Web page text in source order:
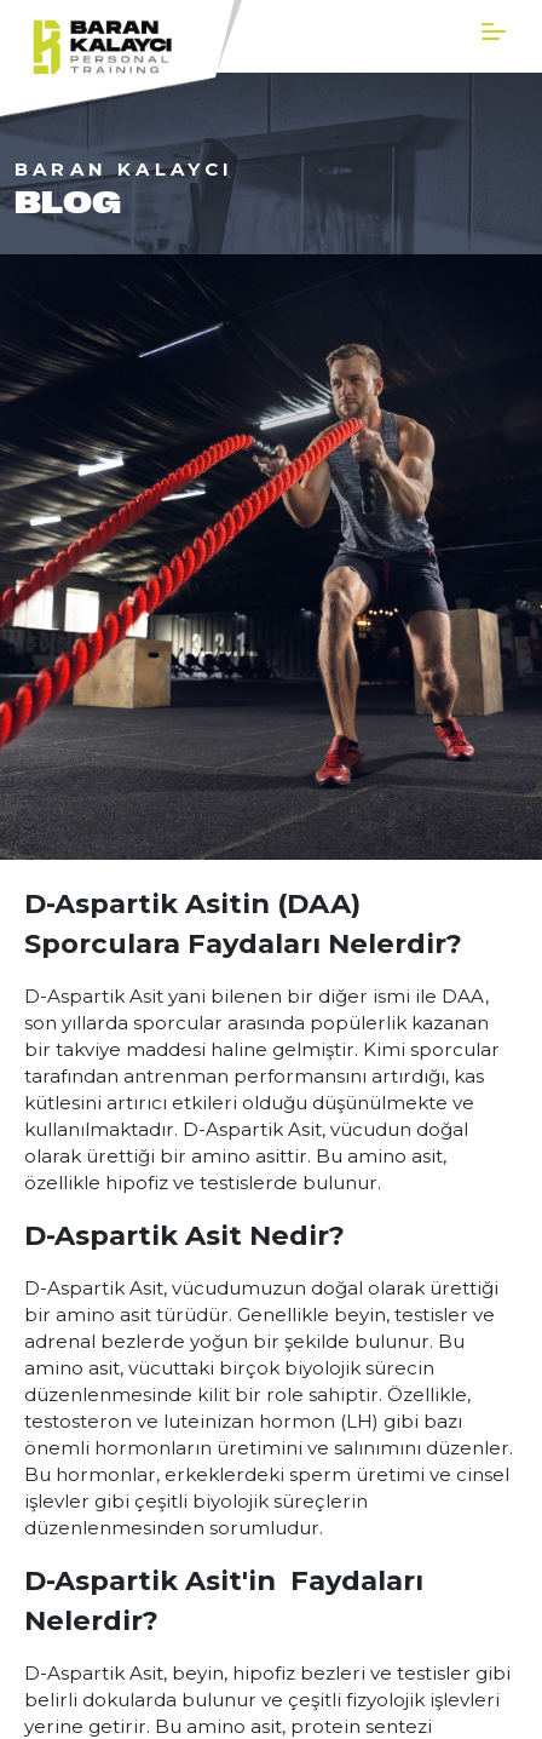
BARAN KALAYCI
BLOG
D-Aspartik Asitin (DAA)
Sporculara Faydaları Nelerdir?
D-Aspartik Asit yani bilenen bir diğer ismi ile DAA,
son yıllarda sporcular arasında popülerlik kazanan
bir takviye maddesi haline gelmiştir. Kimi sporcular
tarafından antrenman performansını artırdığı, kas
kütlesini artırıcı etkileri olduğu düşünülmekte ve
kullanılmaktadır. D-Aspartik Asit, vücudun doğal
olarak ürettiği bir amino asittir. Bu amino asit,
özellikle hipofiz ve testislerde bulunur.
D-Aspartik Asit Nedir?
D-Aspartik Asit, vücudumuzun doğal olarak ürettiği
bir amino asit türüdür. Genellikle beyin, testisler ve
adrenal bezlerde yoğun bir şekilde bulunur. Bu
amino asit, vücuttaki birçok biyolojik sürecin
düzenlenmesinde kilit bir role sahiptir. Özellikle,
testosteron ve luteinizan hormon (LH) gibi bazı
önemli hormonların üretimini ve salınımını düzenler.
Bu hormonlar, erkeklerdeki sperm üretimi ve cinsel
işlevler gibi çeşitli biyolojik süreçlerin
düzenlenmesinden sorumludur.
D-Aspartik Asit'in Faydaları
Nelerdir?
D-Aspartik Asit, beyin, hipofiz bezleri ve testisler gibi
belirli dokularda bulunur ve çeşitli fizyolojik işlevleri
yerine getirir. Bu amino asit, protein sentezi